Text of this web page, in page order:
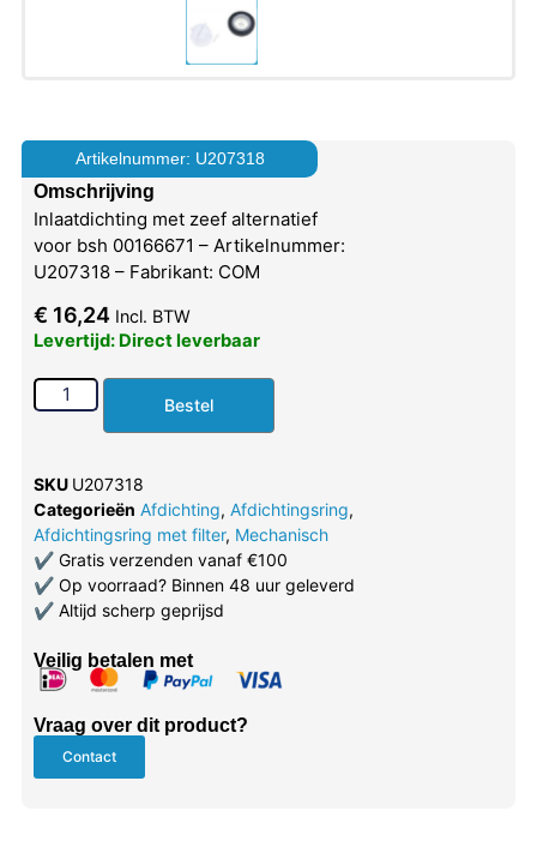
Artikelnummer: U207318
Omschrijving
Inlaatdichting met zeef alternatief
voor bsh 00166671 – Artikelnummer:
U207318 – Fabrikant: COM
€ 16,24 Incl. BTW
Levertijd: Direct leverbaar
Bestel
SKU U207318
Categorieën Afdichting, Afdichtingsring,
Afdichtingsring met filter, Mechanisch
✔Gratis verzenden vanaf €100
✔Op voorraad? Binnen 48 uur geleverd
✔Altijd scherp geprijsd
Veilig betalen met
Vraag over dit product?
Contact